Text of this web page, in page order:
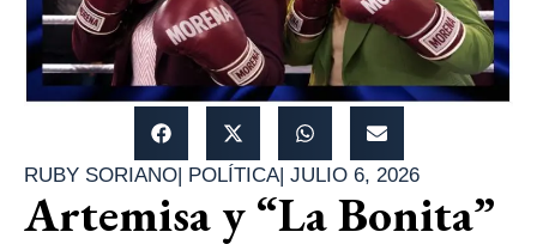
RUBY SORIANO POLÍTICA| JULIO 6, 2026
Artemisa y “La Bonita”